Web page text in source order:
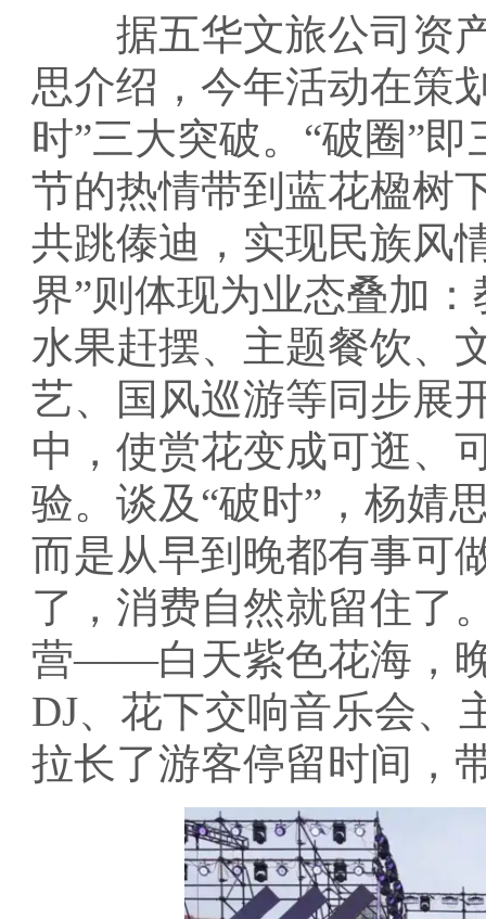
据五华文旅公司资产
思介绍，今年活动在策
时”三大突破。“破圈”
节的热情带到蓝花楹树
共跳傣迪，实现民族风
界”则体现为业态叠加
水果赶摆、主题餐饮、
艺、国风巡游等同步展
中，使赏花变成可逛、
验。谈及“破时”，杨婧
而是从早到晚都有事可
了，消费自然就留住了
营——白天紫色花海，
DJ、花下交响音乐会、
拉长了游客停留时间，